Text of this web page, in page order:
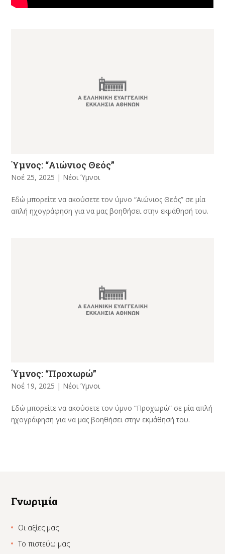
Ύμνος: “Αιώνιος Θεός”
Νοέ 25, 2025 | Νέοι Ύμνοι
Εδώ μπορείτε να ακούσετε τον ύμνο “Αιώνιος Θεός” σε μία
απλή ηχογράφηση για να μας βοηθήσει στην εκμάθησή του.
Ύμνος: “Προχωρώ”
Νοέ 19, 2025 | Νέοι Ύμνοι
Εδώ μπορείτε να ακούσετε τον ύμνο “Προχωρώ” σε μία απλή
ηχογράφηση για να μας βοηθήσει στην εκμάθησή του.
Γνωριμία
Οι αξίες μας
Το πιστεύω μας